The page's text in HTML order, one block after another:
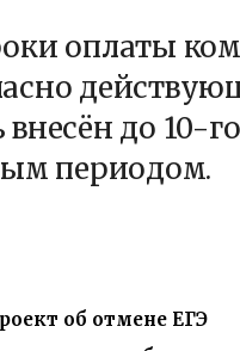
оплаты
до 10-
периодом.
об отмене ЕГЭ